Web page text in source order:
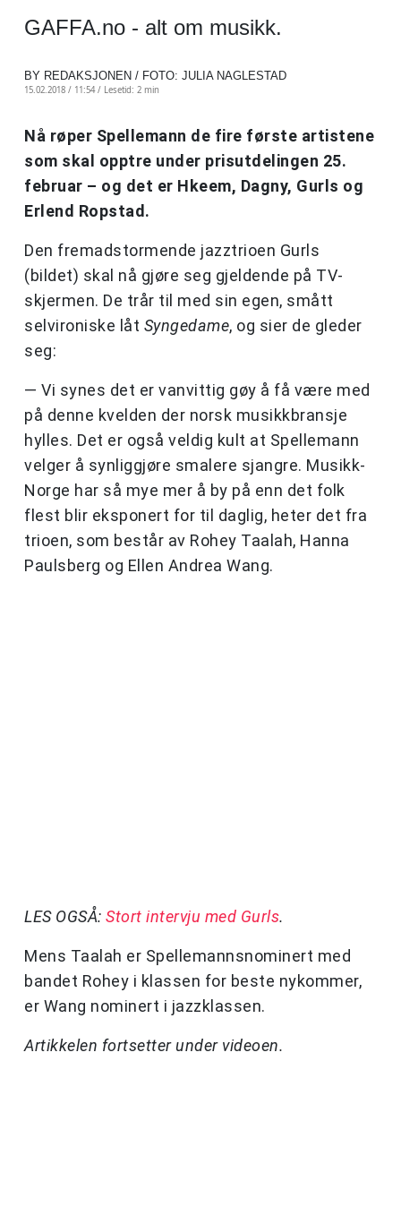
GAFFA.no - alt om musikk.
BY REDAKSJONEN / FOTO: JULIA NAGLESTAD
15.02.2018 / 11:54 / Lesetid: 2 min
Nå røper Spellemann de fire første artistene
som skal opptre under prisutdelingen 25.
februar – og det er Hkeem, Dagny, Gurls og
Erlend Ropstad.
Den fremadstormende jazztrioen Gurls
(bildet) skal nå gjøre seg gjeldende på TV-
skjermen. De trår til med sin egen, smått
selvironiske låt Syngedame, og sier de gleder
seg:
— Vi synes det er vanvittig gøy å få være med
på denne kvelden der norsk musikkbransje
hylles. Det er også veldig kult at Spellemann
velger å synliggjøre smalere sjangre. Musikk-
Norge har så mye mer å by på enn det folk
flest blir eksponert for til daglig, heter det fra
trioen, som består av Rohey Taalah, Hanna
Paulsberg og Ellen Andrea Wang.
LES OGSÅ: Stort intervju med Gurls.
Mens Taalah er Spellemannsnominert med
bandet Rohey i klassen for beste nykommer,
er Wang nominert i jazzklassen.
Artikkelen fortsetter under videoen.